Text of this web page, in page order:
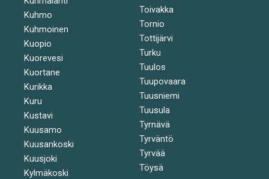
Kuhmo
Kuhmoinen
Kuopio
Kuorevesi
Kuortane
Kurikka
Kuru
Kustavi
Kuusamo
Kuusankoski
Kuusjoki
Kylmäkoski
Toivakka
Tornio
Tottijärvi
Turku
Tuulos
Tuupovaara
Tuusniemi
Tuusula
Tyrnävä
Tyrväntö
Tyrvää
Töysä